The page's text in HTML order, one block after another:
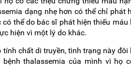
dạng nhẹ hơn có thể chỉ phát
thể do bác sĩ phát hiện thiếu
hiện vì một lý do khác.
chất di truyền, tình trạng này
thalassemia của mình vì họ